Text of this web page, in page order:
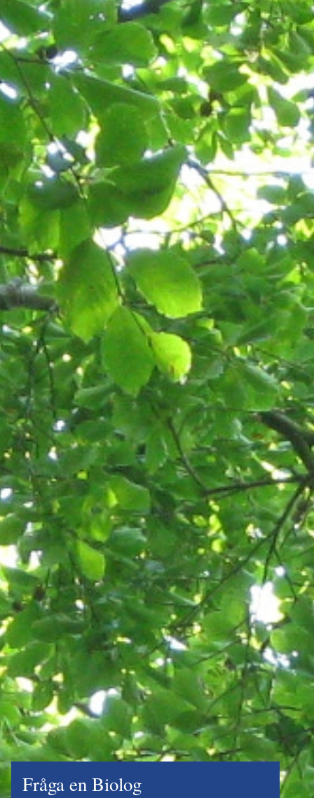
Fråga en Biolog